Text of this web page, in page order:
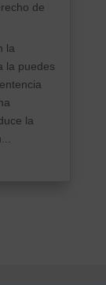
de
la
la puedes
la